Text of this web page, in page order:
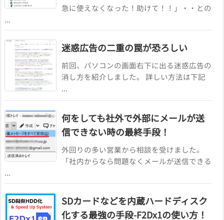
急に使えなくなった！助けて！！」・・との
...
迷惑広告の二重の罠が恐ろしい
前回、パソコンの画面右下に出る迷惑広告の
消し方を紹介しました。 詳しい方法は下記
...
何をしても社外で外部にメールが送
信できない時の最終手段！
外回りの多い営業から相談を受けました。
「社内からなら問題なくメールが送信できる
...
SDカードなどを内蔵ハードディスク
化する最強の手段-F2Dx1の使い方！